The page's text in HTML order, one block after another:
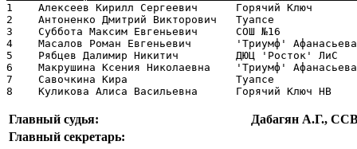
1    Алексеев Кирилл Сергеевич      Горячий
2    Антоненко Дмитрий Викторович   Туапсе
3    Суббота Максим Евгеньевич      СОШ №16
4    Масалов Роман Евгеньевич       'Триумф'
5    Рябцев Далимир Никитич         ДЮЦ
6    Макрушина Ксения Николаевна    'Триумф'
7    Савочкина Кира                 Туапсе
Главный судья:
Дабагян А.Г.,
Главный секретарь: